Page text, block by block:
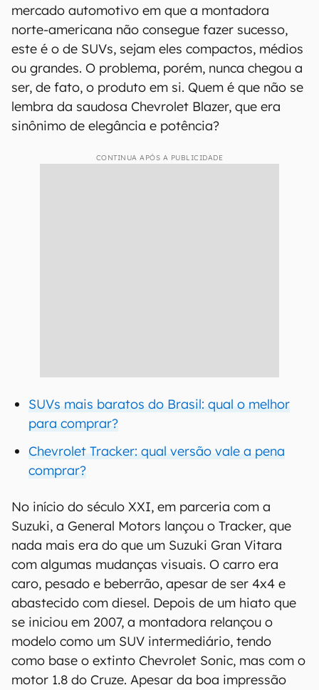
mercado automotivo em que a montadora
norte-americana não consegue fazer sucesso,
este é o de SUVs, sejam eles compactos, médios
ou grandes. O problema, porém, nunca chegou a
ser, de fato, o produto em si. Quem é que não se
lembra da saudosa Chevrolet Blazer, que era
sinônimo de elegância e potência?
CONTINUA APÓS A PUBLICIDADE
SUVs mais baratos do Brasil: qual o melhor
para comprar?
Chevrolet Tracker: qual versão vale a pena
comprar?
No início do século XXI, em parceria com a
Suzuki, a General Motors lançou o Tracker, que
nada mais era do que um Suzuki Gran Vitara
com algumas mudanças visuais. O carro era
caro, pesado e beberrão, apesar de ser 4x4 e
abastecido com diesel. Depois de um hiato que
se iniciou em 2007, a montadora relançou o
modelo como um SUV intermediário, tendo
como base o extinto Chevrolet Sonic, mas com o
motor 1.8 do Cruze. Apesar da boa impressão